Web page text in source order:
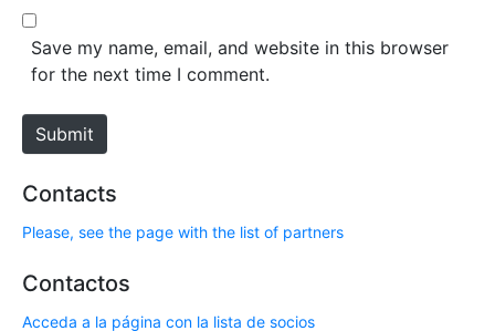
*
b
e
Save my name, email, and website in this browser
for the next time I comment.
Submit
Contacts
Please, see the page with the list of partners
Contactos
Acceda a la página con la lista de socios